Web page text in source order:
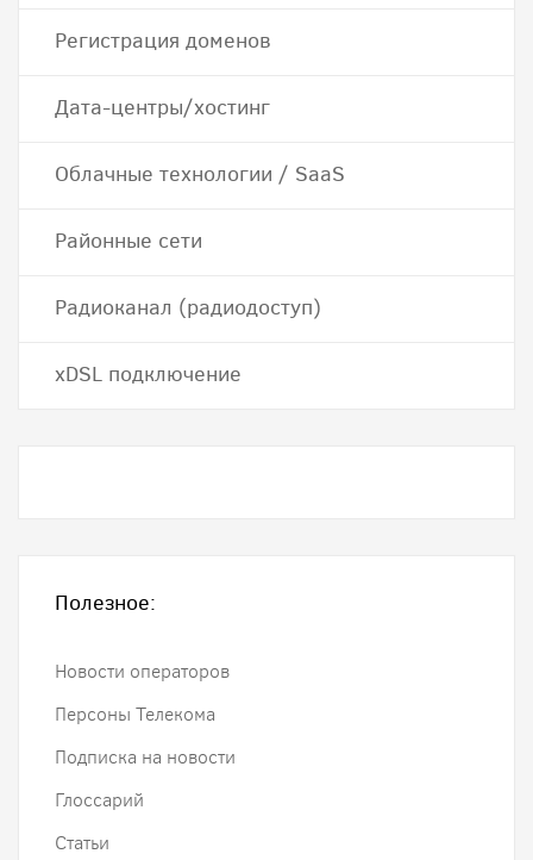
Регистрация доменов
Дата-центры/хостинг
Облачные технологии / SaaS
Районные сети
Радиоканал (радиодоступ)
хDSL подключение
Полезное:
Новости операторов
Персоны Телекома
Подписка на новости
Глоссарий
Статьи